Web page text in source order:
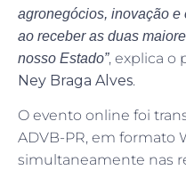
agronegócios, inovação e
ao receber as duas
nosso Estado”, explica o
Ney Braga Alves.
O evento online foi
ADVB-PR, em formato
simultaneamente nas